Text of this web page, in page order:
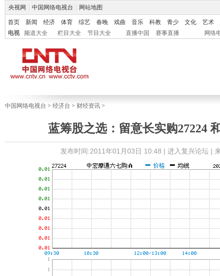
央视网 中国网络电视台 网站地图
首页 新闻 经济 体育 综艺 春晚 戏曲 音乐 科教 青少 文化
艺术
电视
频道大全 栏目大全 节目大全 直播中国 赛事直播 网络
中国网络电视台 > 经济台 > 财经资讯 >
蓝筹股之选：留意长实购27224
发布时间:2011年01月03日 10:48 | 进入复兴论坛|